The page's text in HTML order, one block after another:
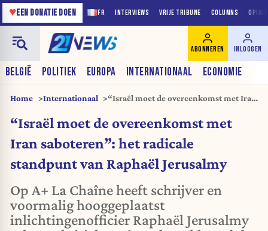
FR INTERVIEWS VRIJE TRIBUNE COLUMNS
♥EEN DONATIE DOEN
BELGIË POLITIEK EUROPA INTERNATIONAAL ECONOMIE
ABONNEREN INLOGGEN
Home Internationaal
“Israël moet de overeenkomst met Iran
Raphaël Jerusalmy
“Israël moet de overeenkomst met
Iran saboteren”: het radicale
standpunt van Raphaël Jerusalmy
Op A+ La Chaîne heeft schrijver en
voormalig hooggeplaatst
inlichtingenofficier Raphaël Jerusalmy